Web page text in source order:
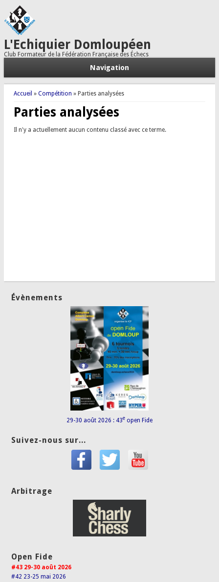
L'Echiquier Domloupéen
Club Formateur de la Fédération Française des Échecs
Navigation
Vous êtes ici
Accueil » Compétition » Parties analysées
Parties analysées
Il n'y a actuellement aucun contenu classé avec ce terme.
Évènements
29-30 août 2026 : 43e open Fide
Suivez-nous sur...
Arbitrage
Open Fide
#43 29-30 août 2026
#42 23-25 mai 2026